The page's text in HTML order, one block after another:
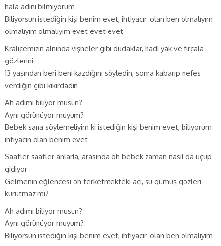
hala adını bilmiyorum
Biliyorsun istediğin kişi benim evet, ihtiyacın olan ben olmalıyım
olmalıyım olmalıyım evet evet evet
Kraliçemizin alnında vişneler gibi dudaklar, hadi yak ve fırçala
gözlerini
13 yaşından beri beni kazdığını söyledin, sonra kabarıp nefes
verdiğin gibi kıkırdadın
Ah adımı biliyor musun?
Aynı görünüyor muyum?
Bebek sana söylemeliyim ki istediğin kişi benim evet, biliyorum
ihtiyacın olan benim evet
Saatler saatler anlarla, arasında oh bebek zaman nasıl da uçup
gidiyor
Gelmenin eğlencesi oh terketmekteki acı, şu gümüş gözleri
kurutmaz mı?
Ah adımı biliyor musun?
Aynı görünüyor muyum?
Biliyorsun istediğin kişi benim evet, ihtiyacın olan ben olmalıyım